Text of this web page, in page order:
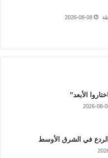
2026-08-08
الأبعد”
2026-08-
الردع في الشرق الأوسط